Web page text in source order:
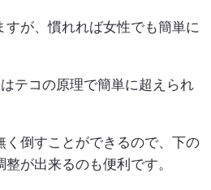
すが、慣れれば女性でも簡単に
テコの原理で簡単に超えられ
く倒すことができるので、下の
が出来るのも便利です。